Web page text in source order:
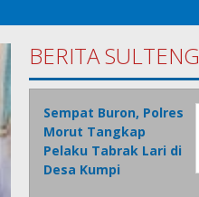
BERITA SULTENG
Sempat Buron, Polres
Morut Tangkap
Pelaku Tabrak Lari di
Desa Kumpi